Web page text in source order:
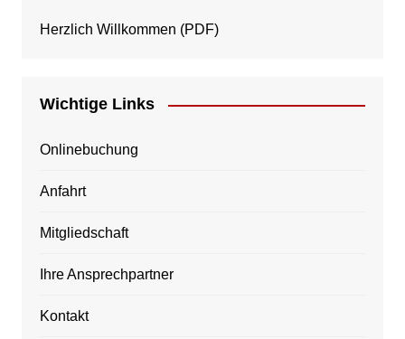
Herzlich Willkommen (PDF)
Wichtige Links
Onlinebuchung
Anfahrt
Mitgliedschaft
Ihre Ansprechpartner
Kontakt